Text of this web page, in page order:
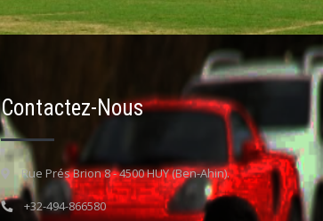
Contactez-Nous
Rue Prés Brion 8 - 4500 HUY (Ben-Ahin).
+32-494-866580